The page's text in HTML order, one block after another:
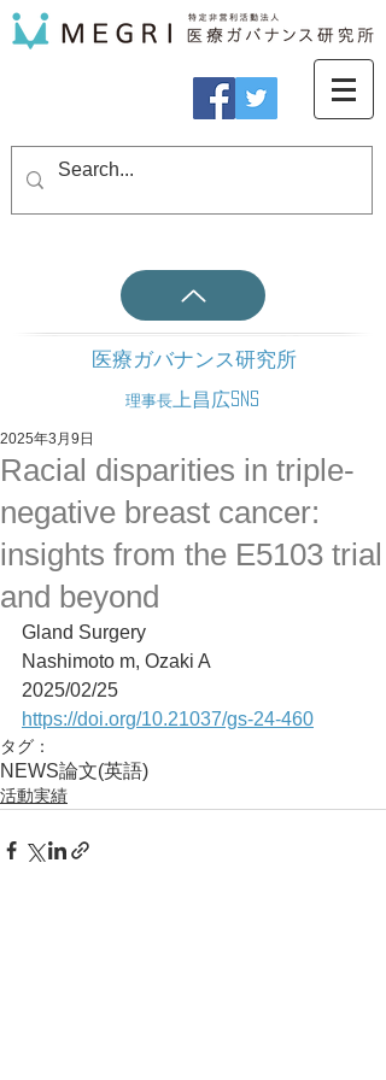
医療ガバナンス研究所
理事長 上昌広SNS
Racial disparities in triple-
negative breast cancer:
insights from the E5103 trial
and beyond
2025年3月9日
Gland Surgery
Nashimoto m, Ozaki A
2025/02/25
https://doi.org/10.21037/gs-24-460
タグ：
NEWS論文(英語)
活動実績